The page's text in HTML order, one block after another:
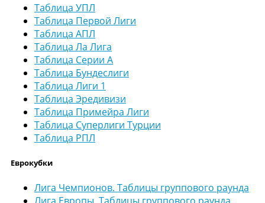
Таблица УПЛ
Таблица Первой Лиги
Таблица АПЛ
Таблица Ла Лига
Таблица Серии А
Таблица Бундеслиги
Таблица Лиги 1
Таблица Эредивизи
Таблица Примейра Лиги
Таблица Суперлиги Турции
Таблица РПЛ
Еврокубки
Лига Чемпионов. Таблицы группового раунда